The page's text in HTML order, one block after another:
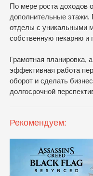
По мере роста доходов
дополнительные
отделы с уникальными
собственную пекарню и
Грамотная планировка,
эффективная работа
оборот и сделать
долгосрочной
Рекомендуем: